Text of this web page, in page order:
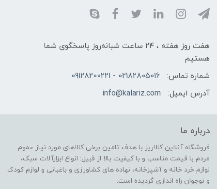
هفت روز هفته ، ۲۴ ساعت شبانه‌روز پاسخگوی شما
هستیم
شماره تماس:
02182805016 - 09128200221
آدرس ایمیل:
info@kalariz.com
درباره ما
فروشگاه آنلاین کالاریز با هدف تامین برخی کالاهای مورد نیاز عموم
مردم با قیمت مناسب و با کیفیت بالا از قبیل: انواع ابزارآلات سبک،
لوازم خرد خانه و آشپزخانه، نهاده های کشاورزی و باغبانی و لوازم کودک
و نوجوان راه اندازی گردیده است.